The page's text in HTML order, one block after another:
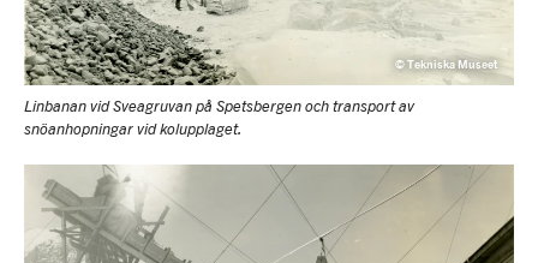
© Tekniska Museet
Linbanan vid Sveagruvan på Spetsbergen och transport av
snöanhopningar vid kolupplaget.